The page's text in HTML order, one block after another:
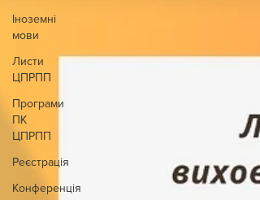
Іноземні
мови
Листи
ЦПРПП
Програми
ПК
ЦПРПП
Реєстрація
Конференція